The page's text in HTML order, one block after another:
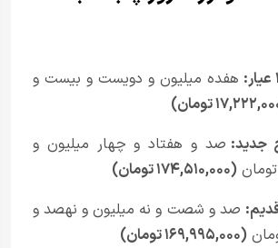
هفده میلیون و دویست و بیست و
جدید: صد و هفتاد و چهار میلیون و
(۱۷۴,۵۱۰,۰۰۰ تومان)
صد و شصت و نه میلیون و نهصد و
(۱۶۹,۹۹۵,۰۰۰ تومان)